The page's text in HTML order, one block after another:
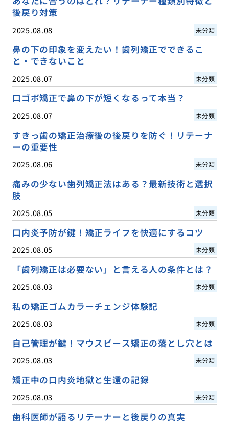
後戻り対策
2025.08.08 未分類
鼻の下の印象を変えたい！歯列矯正でできるこ
と・できないこと
2025.08.07 未分類
口ゴボ矯正で鼻の下が短くなるって本当？
2025.08.07 未分類
すきっ歯の矯正治療後の後戻りを防ぐ！リテーナ
ーの重要性
2025.08.06 未分類
痛みの少ない歯列矯正法はある？最新技術と選択
肢
2025.08.05 未分類
口内炎予防が鍵！矯正ライフを快適にするコツ
2025.08.05 未分類
「歯列矯正は必要ない」と言える人の条件とは？
2025.08.03 未分類
私の矯正ゴムカラーチェンジ体験記
2025.08.03 未分類
自己管理が鍵！マウスピース矯正の落とし穴とは
2025.08.03 未分類
矯正中の口内炎地獄と生還の記録
2025.08.03 未分類
歯科医師が語るリテーナーと後戻りの真実